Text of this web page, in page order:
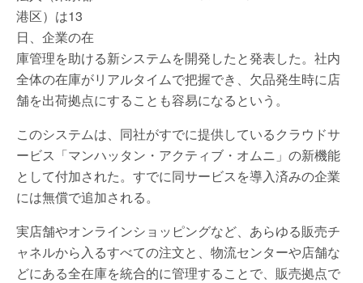
港区）は13
日、企業の在
庫管理を助ける新システムを開発したと発表した。社内
全体の在庫がリアルタイムで把握でき、欠品発生時に店
舗を出荷拠点にすることも容易になるという。
このシステムは、同社がすでに提供しているクラウドサ
ービス「マンハッタン・アクティブ・オムニ」の新機能
として付加された。すでに同サービスを導入済みの企業
には無償で追加される。
実店舗やオンラインショッピングなど、あらゆる販売チ
ャネルから入るすべての注文と、物流センターや店舗な
どにある全在庫を統合的に管理することで、販売拠点で